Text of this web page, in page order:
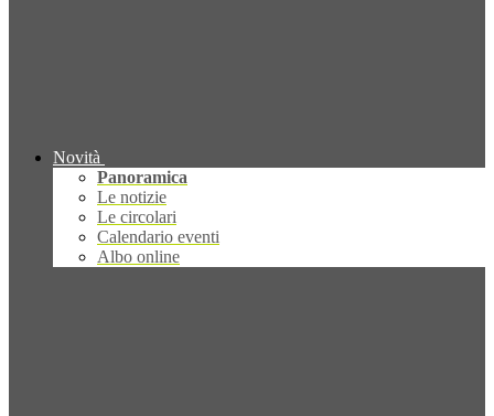
Novità
Panoramica
Le notizie
Le circolari
Calendario eventi
Albo online